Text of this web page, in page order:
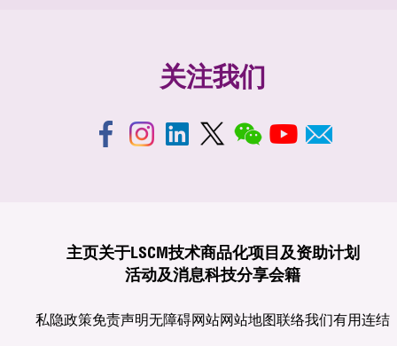
关注我们
主页关于LSCM技术商品化项目及资助计划
活动及消息科技分享会籍
私隐政策免责声明无障碍网站网站地图联络我们有用连结